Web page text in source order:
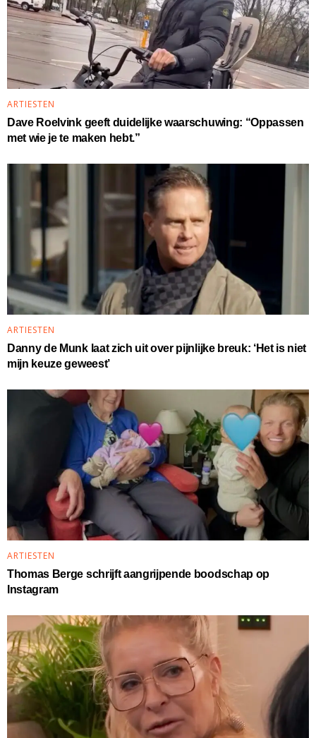
ARTIESTEN
Dave Roelvink geeft duidelijke waarschuwing: “Oppassen
met wie je te maken hebt.”
ARTIESTEN
Danny de Munk laat zich uit over pijnlijke breuk: ‘Het is niet
mijn keuze geweest’
ARTIESTEN
Thomas Berge schrijft aangrijpende boodschap op
Instagram